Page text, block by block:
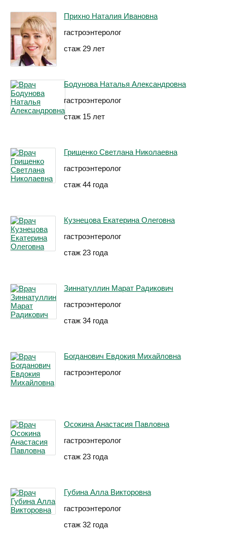
Прихно Наталия Ивановна
гастроэнтеролог
стаж 29 лет
Бодунова Наталья Александровна
гастроэнтеролог
стаж 15 лет
Грищенко Светлана Николаевна
гастроэнтеролог
стаж 44 года
Кузнецова Екатерина Олеговна
гастроэнтеролог
стаж 23 года
Зиннатуллин Марат Радикович
гастроэнтеролог
стаж 34 года
Богданович Евдокия Михайловна
гастроэнтеролог
Осокина Анастасия Павловна
гастроэнтеролог
стаж 23 года
Губина Алла Викторовна
гастроэнтеролог
стаж 32 года